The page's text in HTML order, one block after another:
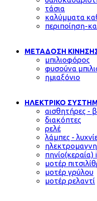
τάσια
καλύμματα
περιποίηση-
ΜΕΤΑΔΟΣΗ
μπιλιοφόρος
φυσούνα
ημιαξόνιο
ΗΛΕΚΤΡΙΚΟ
αισθητήρες -
διακόπτες
ρελέ
λάμπες -
μοτέρ
μοτέρ γρύλου
μοτέρ ρελαντί